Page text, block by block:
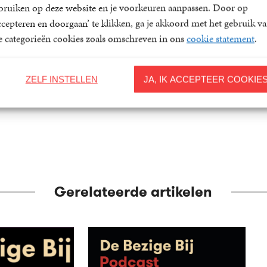
op deze website en je voorkeuren aanpassen. Door op
en doorgaan’ te klikken, ga je akkoord met het gebruik
categorieën cookies zoals omschreven in onscookie statement.
JA, IK ACCEPTEER
ZELF INSTELLEN
21ste
Gerelateerde artikelen